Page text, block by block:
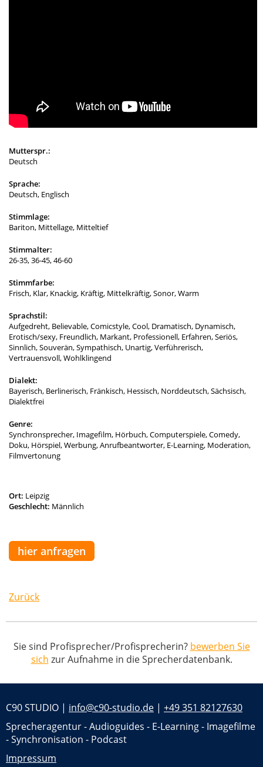
Ort: Leipzig
Geschlecht: Männlich
hier anfragen
Zurück
Mutterspr.:
Deutsch
Sprache:
Deutsch, Englisch
Stimmlage:
Bariton, Mittellage, Mitteltief
Stimmalter:
26-35, 36-45, 46-60
Stimmfarbe:
Frisch, Klar, Knackig, Kräftig, Mittelkräftig, Sonor, Warm
Sprachstil:
Aufgedreht, Believable, Comicstyle, Cool, Dramatisch, Dynamisch,
Erotisch/sexy, Freundlich, Markant, Professionell, Erfahren, Seriös,
Sinnlich, Souverän, Sympathisch, Unartig, Verführerisch,
Vertrauensvoll, Wohlklingend
Dialekt:
Bayerisch, Berlinerisch, Fränkisch, Hessisch, Norddeutsch, Sächsisch,
Dialektfrei
Genre:
Synchronsprecher, Imagefilm, Hörbuch, Computerspiele, Comedy,
Doku, Hörspiel, Werbung, Anrufbeantworter, E-Learning, Moderation,
Filmvertonung
Sie sind Profisprecher/Profisprecherin? bewerben Sie
sich zur Aufnahme in die Sprecherdatenbank.
C90 STUDIO | info@c90-studio.de | +49 351 82127630
Sprecheragentur - Audioguides - E-Learning - Imagefilme
- Synchronisation - Podcast
Impressum